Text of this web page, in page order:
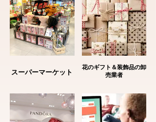
スーパーマーケット
花のギフト＆装飾品の卸
売業者